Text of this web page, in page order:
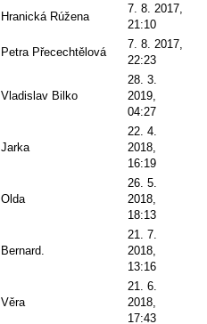
Hranická Rúžena
7. 8. 2017,
21:10
Petra Přecechtělová
7. 8. 2017,
22:23
Vladislav Bilko
28. 3.
2019,
04:27
Jarka
22. 4.
2018,
16:19
Olda
26. 5.
2018,
18:13
Bernard.
21. 7.
2018,
13:16
Věra
21. 6.
2018,
17:43